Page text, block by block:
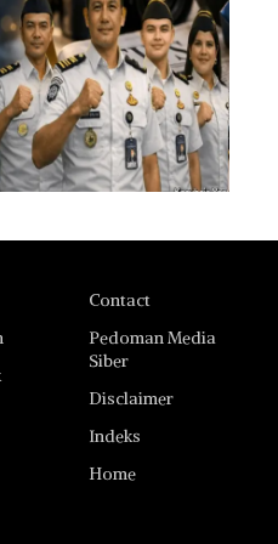
Contact
Pedoman Media
Siber
Disclaimer
Indeks
Home